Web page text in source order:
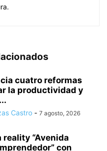
cuatro reformas
la productividad y
Castro - 7 agosto, 2026
reality “Avenida
con